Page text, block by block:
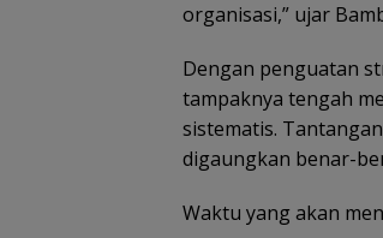
organisasi,” ujar
Dengan penguatan
tampaknya tengah
sistematis.
digaungkan benar-
Waktu yang akan